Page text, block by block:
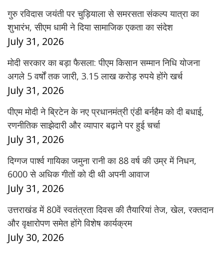
गुरु रविदास जयंती पर चुड़ियाला से समरसता संकल्प यात्रा का
शुभारंभ, सीएम धामी ने दिया सामाजिक एकता का संदेश
July 31, 2026
मोदी सरकार का बड़ा फैसला: पीएम किसान सम्मान निधि योजना
अगले 5 वर्षों तक जारी, 3.15 लाख करोड़ रुपये होंगे खर्च
July 31, 2026
पीएम मोदी ने ब्रिटेन के नए प्रधानमंत्री एंडी बर्नहैम को दी बधाई,
रणनीतिक साझेदारी और व्यापार बढ़ाने पर हुई चर्चा
July 31, 2026
दिग्गज पार्श्व गायिका जमुना रानी का 88 वर्ष की उम्र में निधन,
6000 से अधिक गीतों को दी थी अपनी आवाज
July 31, 2026
उत्तराखंड में 80वें स्वतंत्रता दिवस की तैयारियां तेज, खेल, रक्तदान
और वृक्षारोपण समेत होंगे विशेष कार्यक्रम
July 30, 2026